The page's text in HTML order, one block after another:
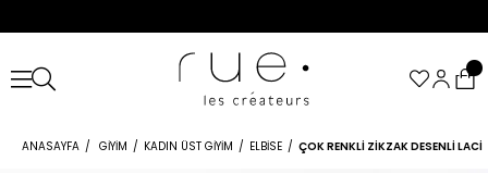
ANASAYFA GIYIM KADIN ÜST GIYIM ELBISE ÇOK RENKLI ZIKZAK DESENLI